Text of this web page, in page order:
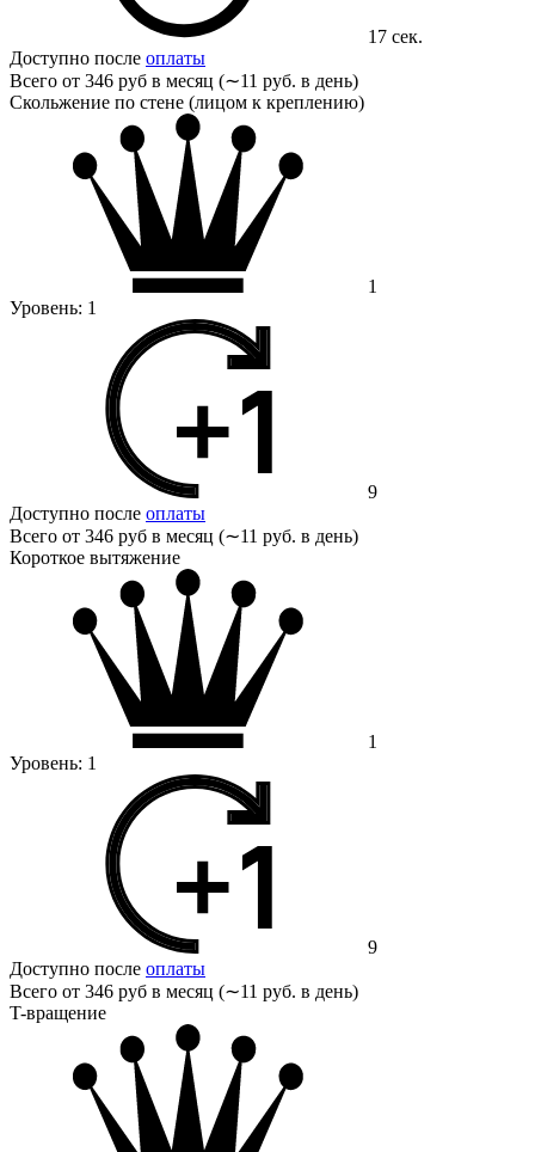
17 сек.
Доступно после оплаты
Всего от 346 руб в месяц (∼11 руб. в день)
Скольжение по стене (лицом к креплению)
1
Уровень: 1
9
Доступно после оплаты
Всего от 346 руб в месяц (∼11 руб. в день)
Короткое вытяжение
1
Уровень: 1
9
Доступно после оплаты
Всего от 346 руб в месяц (∼11 руб. в день)
T-вращение